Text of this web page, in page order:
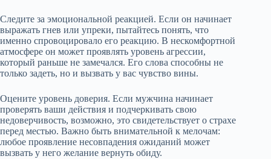
Следите за эмоциональной реакцией. Если он начинает
выражать гнев или упреки, пытайтесь понять, что
именно спровоцировало его реакцию. В нескомфортной
атмосфере он может проявлять уровень агрессии,
который раньше не замечался. Его слова способны не
только задеть, но и вызвать у вас чувство вины.
Оцените уровень доверия. Если мужчина начинает
проверять ваши действия и подчеркивать свою
недоверчивость, возможно, это свидетельствует о страхе
перед местью. Важно быть внимательной к мелочам:
любое проявление несовпадения ожиданий может
вызвать у него желание вернуть обиду.